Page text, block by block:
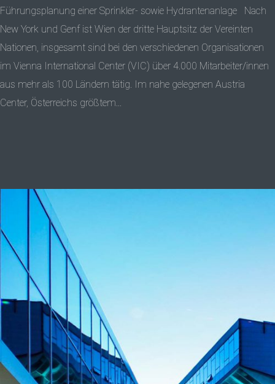
Führungsplanung einer Sprinkler- sowie Hydrantenanlage Nach
New York und Genf ist Wien der dritte Hauptsitz der Vereinten
Nationen, insgesamt sind bei den verschiedenen Organisationen
im Vienna International Center (VIC) über 4.000 Mitarbeiter/innen
aus mehr als 100 Ländern tätig. Im nahe gelegenen Austria
Center, Österreichs größtem...